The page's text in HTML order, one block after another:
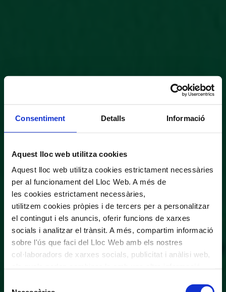
Consentiment Detalls Informació
Aquest lloc web utilitza cookies
Aquest lloc web utilitza cookies estrictament necessàries
per al funcionament del Lloc Web. A més de
les cookies estrictament necessàries,
utilitzem cookies pròpies i de tercers per a personalitzar
el contingut i els anuncis, oferir funcions de xarxes
socials i analitzar el trànsit. A més, compartim informació
sobre l'ús que faci del Lloc Web amb els nostres
col·laboradors de xarxes socials, publicitat i anàlisi web,